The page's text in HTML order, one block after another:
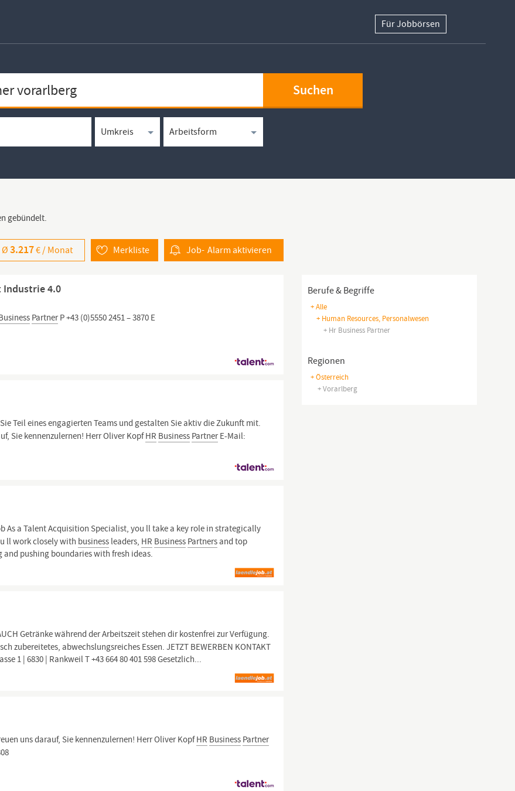
Für Jobbörsen
Berufe & Begriffe
+ Alle
+ Human Resources, Personalwesen
+ Hr Business Partner
Regionen
+ Österreich
+ Vorarlberg
gebündelt.
Job- Alarmaktivieren
Merkliste
Ø3.217€ / Monat
Industrie 4.0
PartnerP +43 (0)5550 2451 – 3870 E
Teil eines engagierten Teams und gestalten Sie aktiv die Zukunft mit.
Sie kennenzulernen! Herr Oliver KopfHR Business PartnerE-Mail:
As a Talent Acquisition Specialist, you ll take a key role in strategically
ll work closely with business leaders, HR Business Partnersand top
pushing boundaries with fresh ideas.
Getränke während der Arbeitszeit stehen dir kostenfrei zur Verfügung.
zubereitetes, abwechslungsreiches Essen. JETZT BEWERBEN KONTAKT
1 | 6830 | Rankweil T +43 664 80 401 598 Gesetzlich...
uns darauf, Sie kennenzulernen! Herr Oliver KopfHR Business Partner